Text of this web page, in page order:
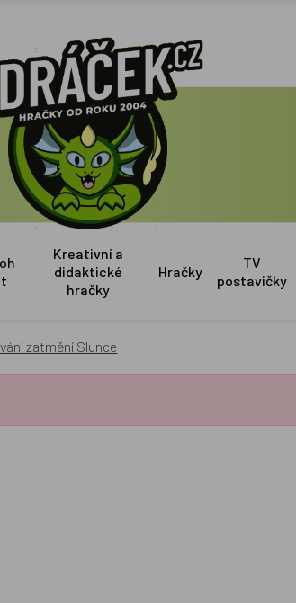
Kreativní a
didaktické
hračky
Hračky
TV
postavičky
zatmění Slunce